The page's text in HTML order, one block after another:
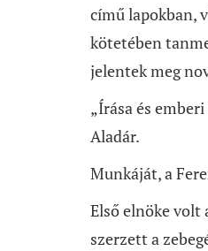
című lapokban,
kötetében
jelentek meg
„Írása és
Aladár.
Munkáját, a
Első elnöke volt
szerzett a